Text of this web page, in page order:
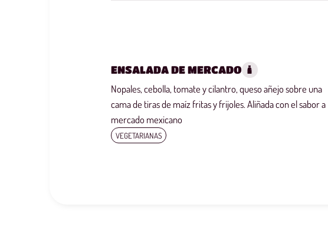
ENSALADA DE MERCADO
Nopales, cebolla, tomate y cilantro, queso añejo sobre una
cama de tiras de maíz fritas y frijoles. Aliñada con el sabor a
mercado mexicano
VEGETARIANAS